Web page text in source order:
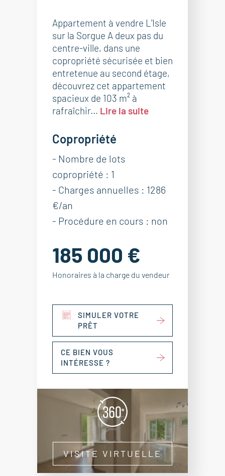
Appartement à vendre L'Isle
sur la Sorgue A deux pas du
centre-ville, dans une
copropriété sécurisée et bien
entretenue au second étage,
découvrez cet appartement
spacieux de 103 m² à
rafraîchir... Lire la suite
Copropriété
- Nombre de lots
copropriété : 1
- Charges annuelles : 1286
€/an
- Procédure en cours : non
185 000 €
Honoraires à la charge du vendeur
SIMULER VOTRE
PRÊT
CE BIEN VOUS
INTÉRESSE ?
VISITE VIRTUELLE